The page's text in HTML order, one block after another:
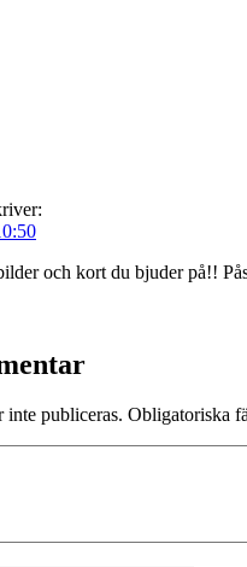
och kort du bjuder på!!
inte publiceras. Obligatoriska